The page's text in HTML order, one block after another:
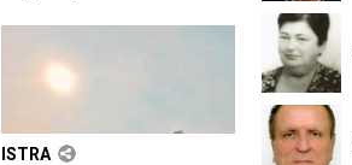
ISTRA